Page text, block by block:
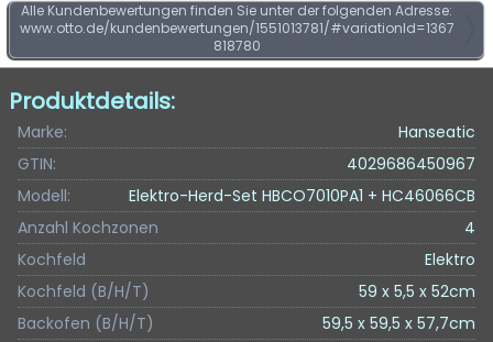
Alle Kundenbewertungen finden Sie unter der folgenden Adresse:
www.otto.de/kundenbewertungen/1551013781/#variationId=1367
818780
Produktdetails:
Marke:
Hanseatic
GTIN:
4029686450967
Modell:
Elektro-Herd-Set HBCO7010PA1 + HC46066CB
Anzahl Kochzonen
4
Kochfeld
Elektro
Kochfeld (B/H/T)
59 x 5,5 x 52cm
Backofen (B/H/T)
59,5 x 59,5 x 57,7cm